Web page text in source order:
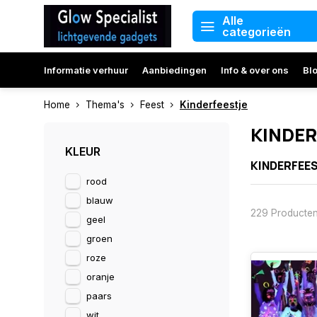
Alle
categorieën
Informatie verhuur Aanbiedingen Info & over ons
Home Thema's Feest Kinderfeestje
KLEUR
rood
blauw
geel
groen
roze
oranje
paars
Glow in the
LED
Bekijk
229 Producten